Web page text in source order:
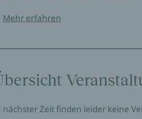
Mehr erfahren
nächster Zeit finden leider keine